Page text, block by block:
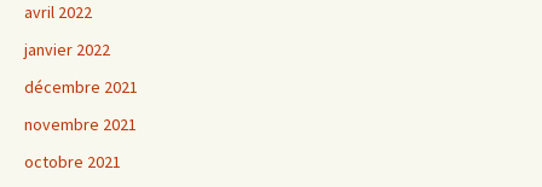
avril 2022
janvier 2022
décembre 2021
novembre 2021
octobre 2021